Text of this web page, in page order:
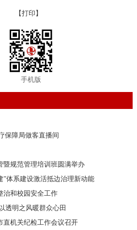
【打印】
手机版
保障局做客直播间
暨规范管理培训班圆满举办
”体系建设激活抵边治理新动能
治和校园安全工作
透明之风暖群众心田
直机关纪检工作会议召开